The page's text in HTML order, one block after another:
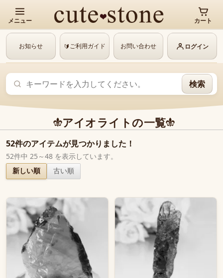
メニュー カート
お知らせ 🔰ご利用ガイド お問い合わせ ログイン
検索
アイオライトの一覧
52件のアイテムが見つかりました！
52件中 25～48 を表示しています。
新しい順
古い順